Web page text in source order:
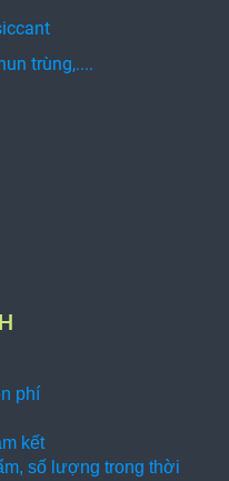
trùng,....
phí
kết
số lượng trong thời